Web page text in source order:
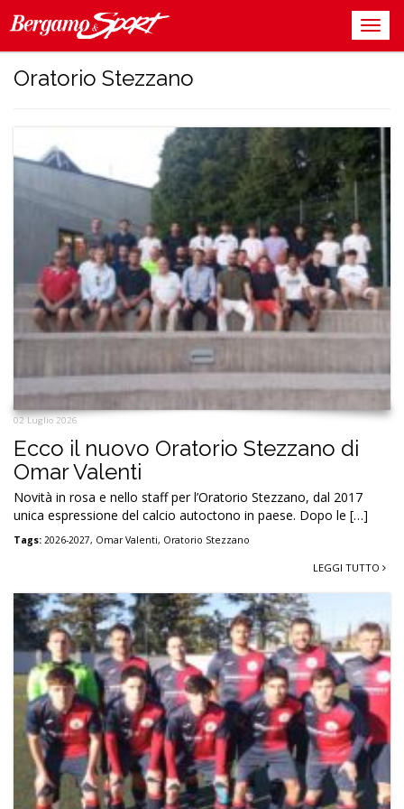
Oratorio Stezzano
02 Luglio 2026
Ecco il nuovo Oratorio Stezzano di
Omar Valenti
Novità in rosa e nello staff per l’Oratorio Stezzano, dal 2017
unica espressione del calcio autoctono in paese. Dopo le […]
Tags: 2026-2027, Omar Valenti, Oratorio Stezzano
LEGGI TUTTO